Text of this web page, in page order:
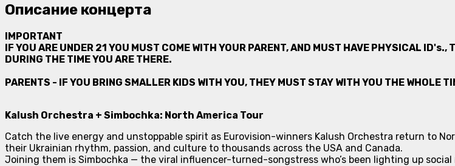
Описание концерта
IMPORTANT
IF YOU ARE UNDER 21 YOU MUST COME WITH YOUR PARENT, AND MUST HAVE PHYSICAL
DURING THE TIME YOU ARE THERE.
PARENTS - IF YOU BRING SMALLER KIDS WITH YOU, THEY MUST STAY WITH YOU THE WHOLE
Kalush Orchestra + Simbochka: North America Tour
Catch the live energy and unstoppable spirit as Eurovision-winners Kalush Orchestra return to
their Ukrainian rhythm, passion, and culture to thousands across the USA and Canada.
Joining them is Simbochka — the viral influencer-turned-songstress who’s been lighting up